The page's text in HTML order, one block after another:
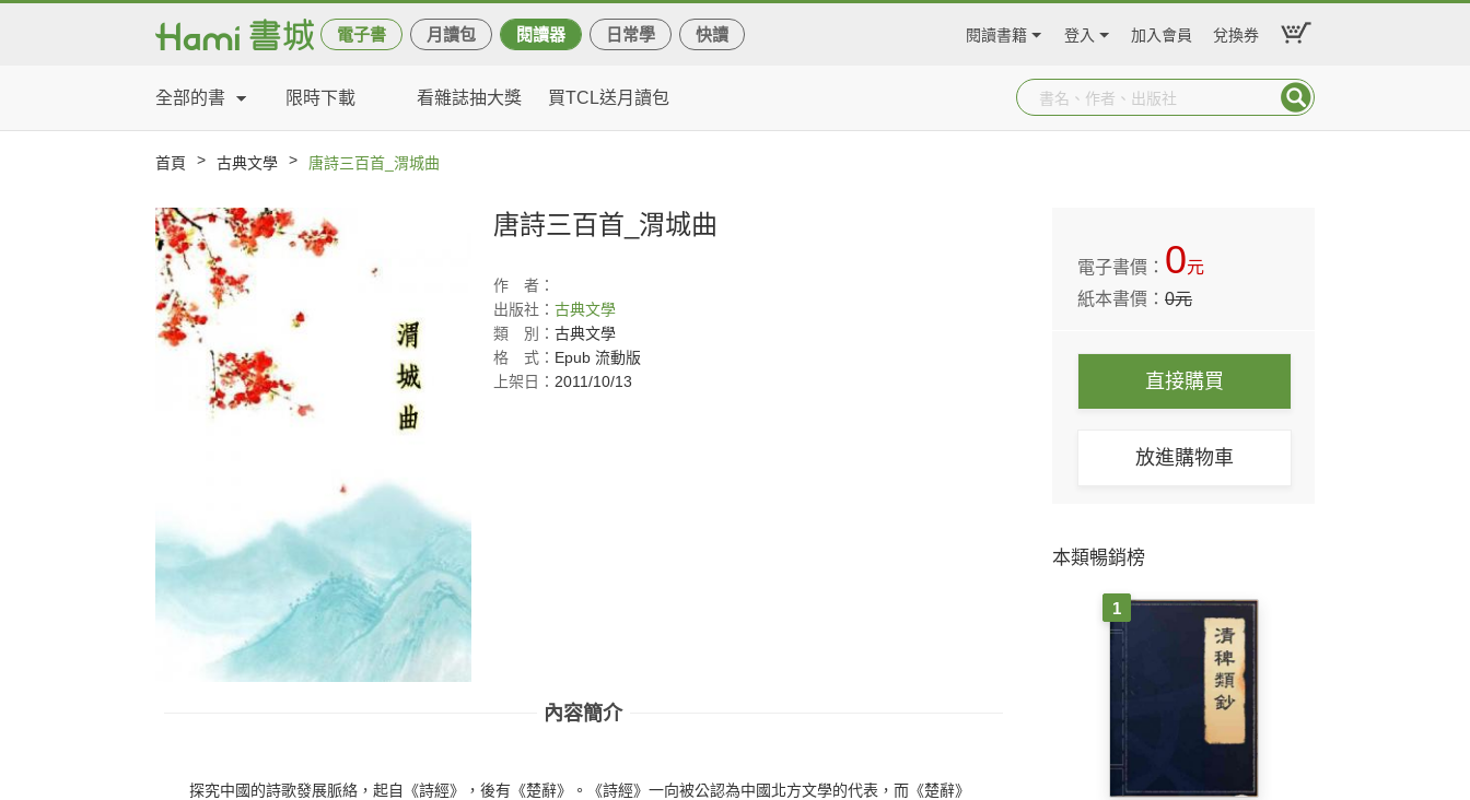
電子書 月讀包 閱讀器 日常學 快讀 閱讀書籍 登入 加入會員 兌換券
全部的書 限時下載 看雜誌抽大獎 買TCL送月讀包
首頁 > 古典文學 > 唐詩三百首_渭城曲
唐詩三百首_渭城曲
作
者：
出版社： 古典文學
類
別： 古典文學
格
式： Epub 流動版
上架日： 2011/10/13
內容簡介
探究中國的詩歌發展脈絡，起自《詩經》，後有《楚辭》。《詩經》一向被公認為中國北方文學的代表，而《楚辭》
電子書價： 0元
紙本書價：0元
直接購買
放進購物車
本類暢銷榜
1